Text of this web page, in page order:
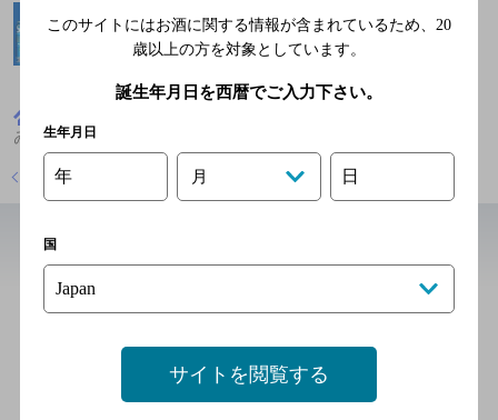
ゐな
店舗トップに戻る
近辺の居酒屋
個室居酒屋 肉と魚の台所 六
鳴（ろくめい） 刈谷店
[居酒屋]
このサイトにはお酒に関する情報が含まれているため、 20
歳以上の方を対象としています。
誕生年月日を西暦でご入力下さい。
生年月日
年 月 日
国
サイトを閲覧する